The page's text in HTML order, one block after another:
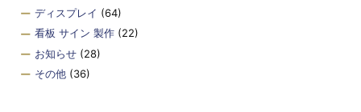
ディスプレイ (64)
看板 サイン 製作 (22)
お知らせ (28)
その他 (36)